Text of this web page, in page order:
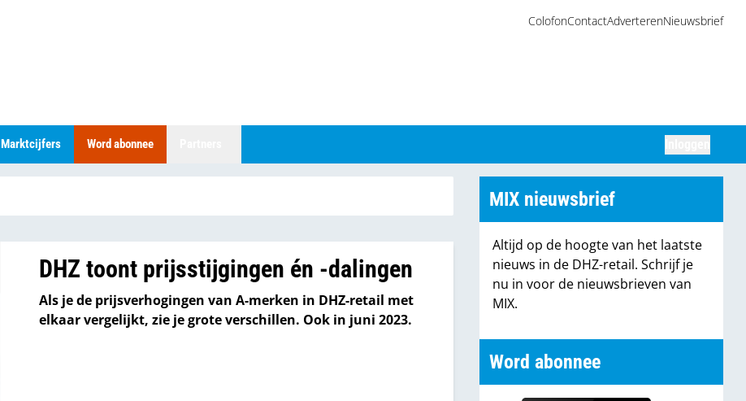
ColofonContactAdverterenNieuwsbrief
Marktcijfers Word abonnee
DHZ toont prijsstijgingen én -dalingen
Als je de prijsverhogingen van A-merken in DHZ-retail met
elkaar vergelijkt, zie je grote verschillen. Ook in juni 2023.
MIX nieuwsbrief
Altijd op de hoogte van het laatste
nieuws in de DHZ-retail. Schrijf je
nu in voor de nieuwsbrieven van
MIX.
Word abonnee